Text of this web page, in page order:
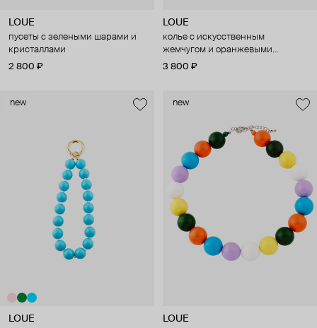
LOUE
пусеты с зелеными шарами и
кристаллами
2 800 ₽
LOUE
колье с искусственным
жемчугом и оранжевыми
жучками
3 800 ₽
new
LOUE
new
LOUE